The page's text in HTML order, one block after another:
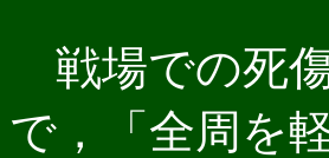
戦場での死
で，「全周を